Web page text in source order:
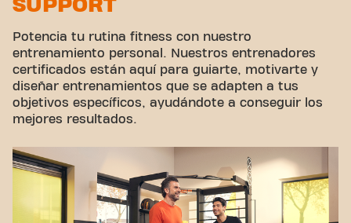
Hacer un tour
SUPPORT
Potencia tu rutina fitness con nuestro
entrenamiento personal. Nuestros entrenadores
certificados están aquí para guiarte, motivarte y
diseñar entrenamientos que se adapten a tus
objetivos específicos, ayudándote a conseguir los
mejores resultados.